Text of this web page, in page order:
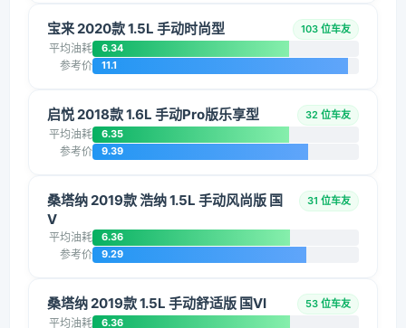
宝来 2020款 1.5L 手动时尚型 103 位车友
平均油耗 6.34
参考价 11.1
启悦 2018款 1.6L 手动Pro版乐享型 32 位车友
平均油耗 6.35
参考价 9.39
桑塔纳 2019款 浩纳 1.5L 手动风尚版 国
V
31 位车友
平均油耗 6.36
参考价 9.29
桑塔纳 2019款 1.5L 手动舒适版 国VI 53 位车友
平均油耗 6.36